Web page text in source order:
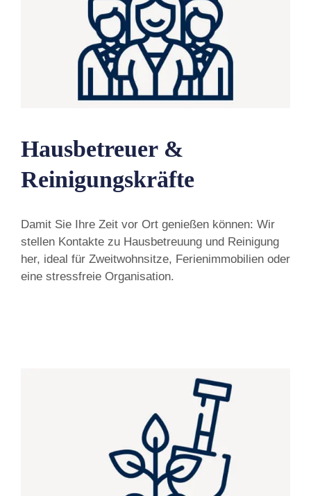
Hausbetreuer &
Reinigungskräfte
Damit Sie Ihre Zeit vor Ort genießen können: Wir
stellen Kontakte zu Hausbetreuung und Reinigung
her, ideal für Zweitwohnsitze, Ferienimmobilien oder
eine stressfreie Organisation.